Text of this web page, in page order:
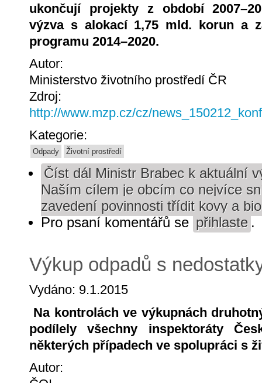
ukončují projekty z období
výzva s alokací 1,75 mld. korun a
programu 2014–2020.
Autor:
Ministerstvo životního prostředí ČR
Zdroj:
http://www.mzp.cz/cz/
Kategorie:
Odpady Životní prostředí
Číst dál Ministr Brabec k aktuální
Naším cílem je obcím co nejvíce
zavedení povinnosti třídit kovy a
Pro psaní komentářů se přihlaste .
Výkup odpadů s
Vydáno: 9.1.2015
Na kontrolách ve výkupnách
podílely všechny inspektoráty
některých případech ve spolupráci s
Autor: